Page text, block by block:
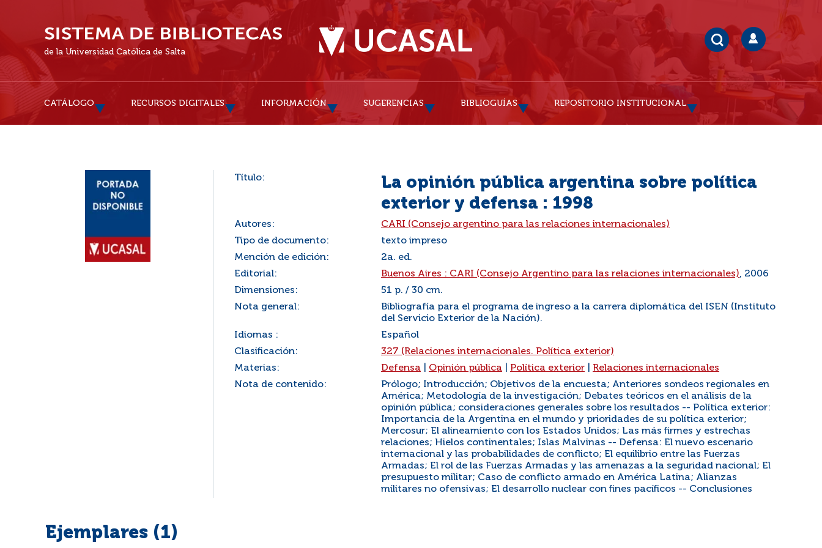
de la Universidad Católica de Salta
CATÁLOGO RECURSOS DIGITALES INFORMACIÓN SUGERENCIAS BIBLIOGUÍAS REPOSITORIO INSTITUCIONAL
Título:
La opinión pública argentina sobre política
exterior y defensa : 1998
Autores:
CARI (Consejo argentino para las relaciones internacionales)
Tipo de documento:
texto impreso
Mención de edición:
2a. ed.
Editorial:
Buenos Aires : CARI (Consejo Argentino para las relaciones internacionales), 2006
Dimensiones:
51 p. / 30 cm.
Nota general:
Bibliografía para el programa de ingreso a la carrera diplomática del ISEN (Instituto
del Servicio Exterior de la Nación).
Idiomas :
Español
Clasificación:
327 (Relaciones internacionales. Política exterior)
Materias:
Defensa Opinión pública Política exterior
Relaciones internacionales
Nota de contenido:
Prólogo; Introducción; Objetivos de la encuesta; Anteriores sondeos regionales en
América; Metodología de la investigación; Debates teóricos en el análisis de la
opinión pública; consideraciones generales sobre los resultados -- Política exterior:
Importancia de la Argentina en el mundo y prioridades de su política exterior;
Mercosur; El alineamiento con los Estados Unidos; Las más firmes y estrechas
relaciones; Hielos continentales; Islas Malvinas -- Defensa: El nuevo escenario
internacional y las probabilidades de conflicto; El equilibrio entre las Fuerzas
Armadas; El rol de las Fuerzas Armadas y las amenazas a la seguridad nacional; El
presupuesto militar; Caso de conflicto armado en América Latina; Alianzas
militares no ofensivas; El desarrollo nuclear con fines pacíficos -- Conclusiones
Ejemplares (1)